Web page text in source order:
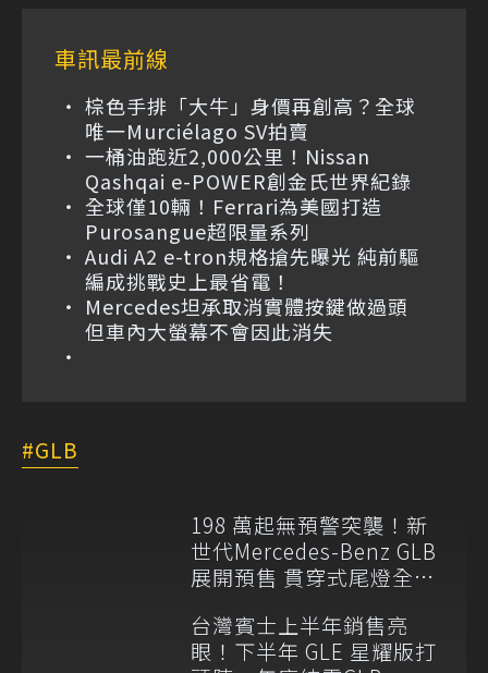
車訊最前線
棕色手排「大牛」身價再創高？全球
唯一Murciélago SV拍賣
一桶油跑近2,000公里！Nissan
Qashqai e-POWER創金氏世界紀錄
全球僅10輛！Ferrari為美國打造
Purosangue超限量系列
Audi A2 e-tron規格搶先曝光 純前驅
編成挑戰史上最省電！
Mercedes坦承取消實體按鍵做過頭
但車內大螢幕不會因此消失
GLB
198 萬起無預警突襲！新
世代Mercedes-Benz GLB
展開預售 貫穿式尾燈全球
台灣賓士上半年銷售亮
眼！下半年 GLE 星耀版打